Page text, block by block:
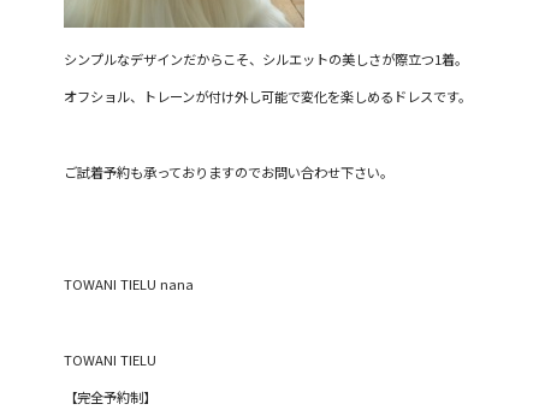
シンプルなデザインだからこそ、シルエットの美しさが際立つ1着。
オフショル、トレーンが付け外し可能で変化を楽しめるドレスです。
ご試着予約も承っておりますのでお問い合わせ下さい。
TOWANI TIELU nana
TOWANI TIELU
【完全予約制】